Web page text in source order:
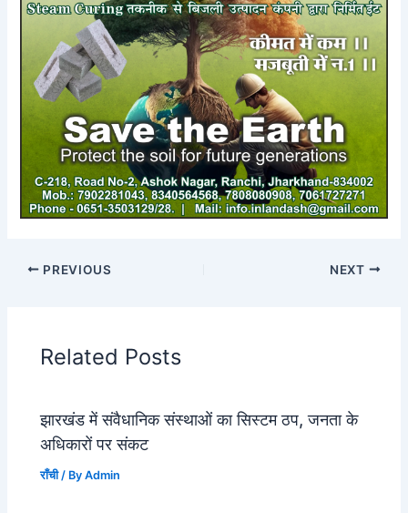
PREVIOUS NEXT
Related Posts
झारखंड में संवैधानिक संस्थाओं का सिस्टम ठप, जनता के
अधिकारों पर संकट
राँची/ ByAdmin